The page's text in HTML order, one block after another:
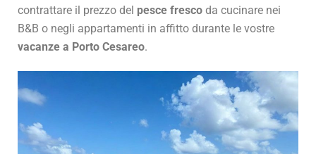
contrattare il prezzo del pesce fresco da cucinare nei
B&B o negli appartamenti in affitto durante le vostre
vacanze a Porto Cesareo.